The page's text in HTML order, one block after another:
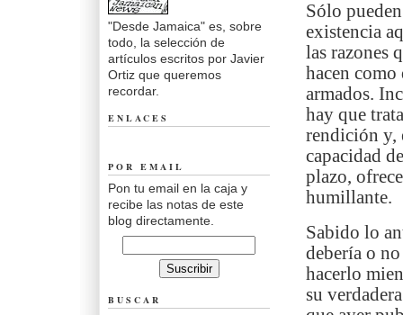
Sólo
existencia
las razones
hacen
armados.
hay que
rendición y,
capacidad
plazo,
humillante.
Sabido lo
debería o
hacerlo
su
"Desde Jamaica" es, sobre
todo, la selección de
artículos escritos por Javier
Ortiz que queremos
recordar.
ENLACES
POR EMAIL
Pon tu email en la caja y
recibe las notas de este
blog directamente.
BUSCAR